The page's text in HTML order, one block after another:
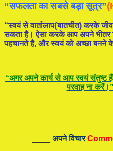
“सफलता का सबसे बड़ा सूत्र”
“स्वयं से वार्तालाप(बातचीत) करके
सकता है। ऐसा करके आप अपने भीतर
पहचानते है, और स्वयं काे अच्छा बनने
“अगर अपने कार्य से आप स्वयं संतुष्ट
परवाह ना करें।”
अपने विचार